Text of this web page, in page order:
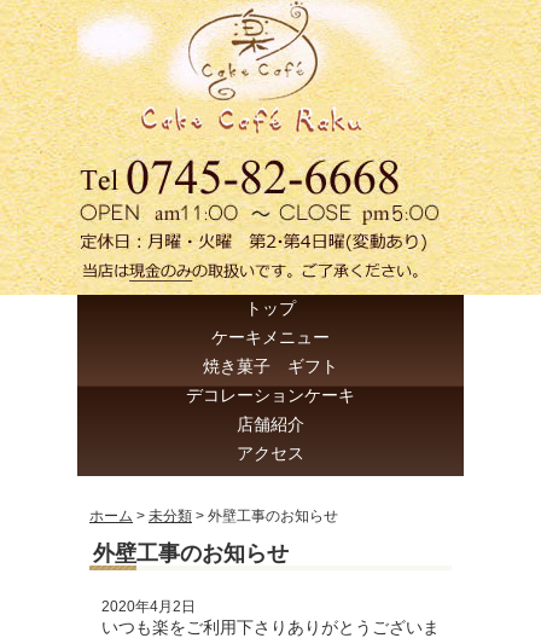
トップ
ケーキメニュー
焼き菓子 ギフト
デコレーションケーキ
店舗紹介
アクセス
ホーム > 未分類 > 外壁工事のお知らせ
外壁工事のお知らせ
2020年4月2日
いつも楽をご利用下さりありがとうございま